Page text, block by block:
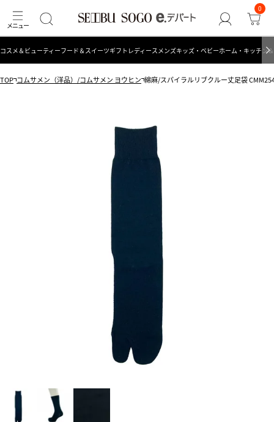
0
コスメ＆ビューティーフード＆スイーツギフト レディース メンズキッズ・ベビーホーム・キッチン
TOP コムサメン（洋品）/コムサメン ヨウヒン 綿麻/スパイラルリブクルー丈足袋